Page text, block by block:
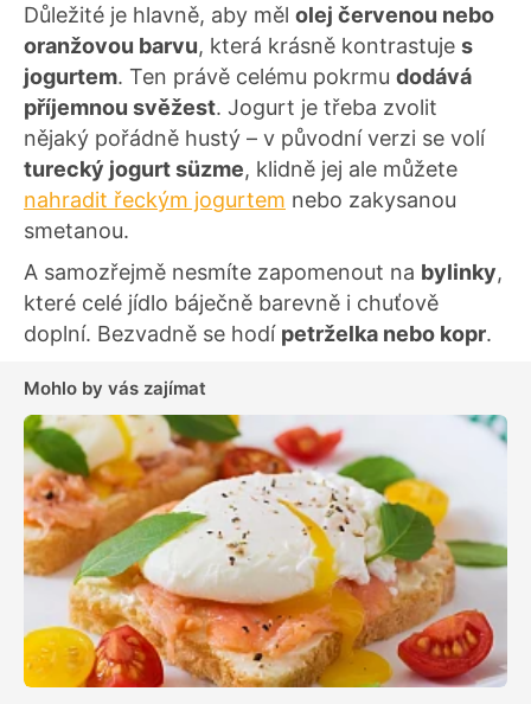
Důležité je hlavně, aby měl olej červenou nebo
oranžovou barvu, která krásně kontrastuje s
jogurtem. Ten právě celému pokrmu dodává
příjemnou svěžest. Jogurt je třeba zvolit
nějaký pořádně hustý – v původní verzi se volí
turecký jogurt süzme, klidně jej ale můžete
nahradit řeckým jogurtem nebo zakysanou
smetanou.
A samozřejmě nesmíte zapomenout na bylinky,
které celé jídlo báječně barevně i chuťově
doplní. Bezvadně se hodí petrželka nebo kopr.
Mohlo by vás zajímat